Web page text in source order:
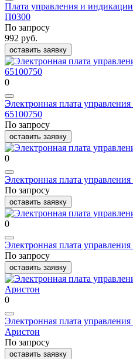
Плата управления и
П0300
По запросу
992 руб.
оставить заявку
0
Электронная плата
65100750
По запросу
оставить заявку
0
Электронная плата
По запросу
оставить заявку
0
Электронная плата
По запросу
оставить заявку
0
Электронная плата
Аристон
По запросу
оставить заявку